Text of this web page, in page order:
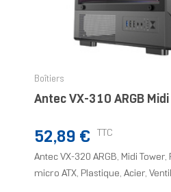
Boîtiers
Antec VX-310 ARGB
Prix
52,89 € TTC
Antec VX-320 ARGB, Midi Tower,
micro ATX, Plastique, Acier,